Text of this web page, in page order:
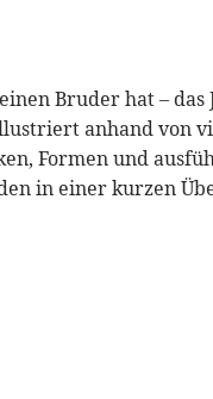
Bruder hat –
anhand von
Formen und
in einer kurzen